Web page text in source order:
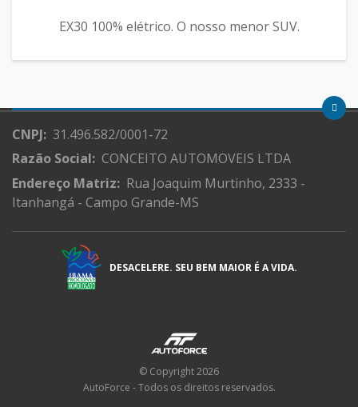
EX30 100% elétrico. O nosso menor SUV.
CNPJ: 31.496.582/0001-72
Razão Social: CONCEITO AUTOMOVEIS LTDA
Endereço Matriz: Rua Joaquim Murtinho, 2333 -
Itanhangá - Campo Grande-MS
DESACELERE. SEU BEM MAIOR É A VIDA.
© Copyright 2026
AutoForce - Todos os direitos reservados.